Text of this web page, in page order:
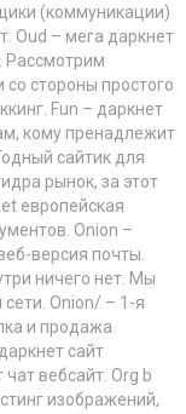
(коммуникации)
Oud – мега даркнет
Рассмотрим
стороны простого
Fun – даркнет
кому пренадлежит
сайтик для
рынок, за этот
европейская
Onion –
версия почты.
ничего нет. Мы
сети. Onion/ – 1-я
и продажа
сайт
вебсайт. Org b
изображений,